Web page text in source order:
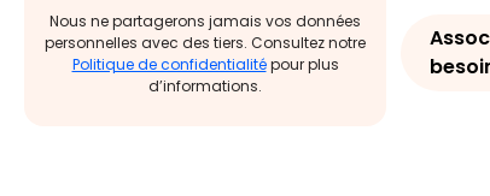
Nous ne partagerons jamais vos données
personnelles avec des tiers. Consultez notre
Politique de confidentialitépour plus
d’informations.